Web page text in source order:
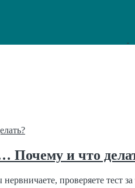
Почему и что
проверяете тест